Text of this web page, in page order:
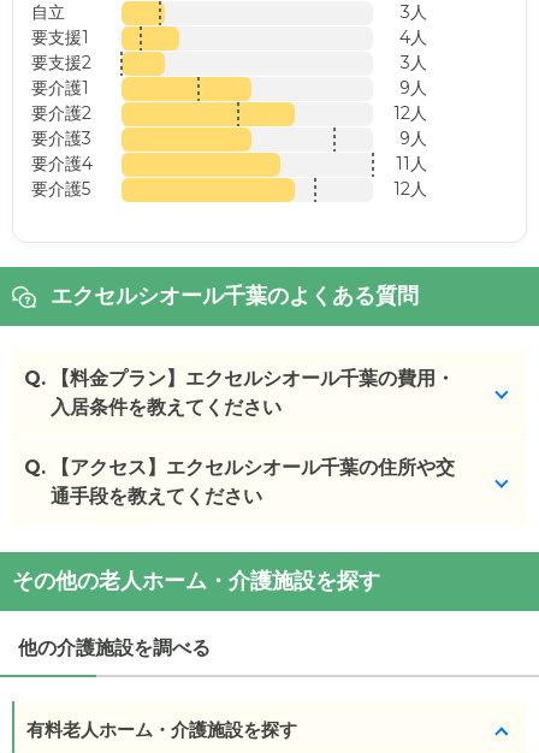
自立
3人
要支援1
4人
要支援2
3人
要介護1
9人
要介護2
12人
要介護3
9人
要介護4
11人
要介護5
12人
エクセルシオール千葉のよくある質問
Q.
【料金プラン】エクセルシオール千葉の費用・
入居条件を教えてください
エクセルシオール千葉の入居金・月額料金は次のと
おりです。
・月額費用が11.3万円
・要介護度：自立、要支援1、要支援2、要介護1、要
ケアスル 介護では詳細な料金プラン
Q.
【アクセス】エクセルシオール千葉の住所や交
通手段を教えてください
エクセルシオール千葉の交通アクセス
・住所：千葉県千葉市中央区鶴沢町１０番１１号
・最寄り駅：
エクセルシオール千葉
し、「鶴沢町」停留所にて下車、徒歩2分
その他の老人ホーム・介護施設を探す
他の介護施設を調べる
有料老人ホーム・介護施設を探す